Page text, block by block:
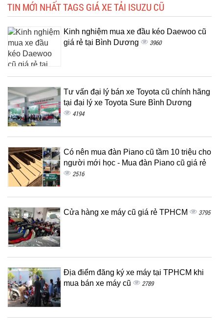
TIN MỚI NHẤT TAGS GIÁ XE TẢI ISUZU CŨ
Kinh nghiệm mua xe đầu kéo Daewoo cũ
giá rẻ tại Bình Dương
3960
Tư vấn đại lý bán xe Toyota cũ chính hãng
tại đại lý xe Toyota Sure Bình Dương
4194
Có nên mua đàn Piano cũ tầm 10 triệu cho
người mới học - Mua đàn Piano cũ giá rẻ
2516
Cửa hàng xe máy cũ giá rẻ TPHCM 3795
Địa điểm đăng ký xe máy tại TPHCM khi
mua bán xe máy cũ
2789